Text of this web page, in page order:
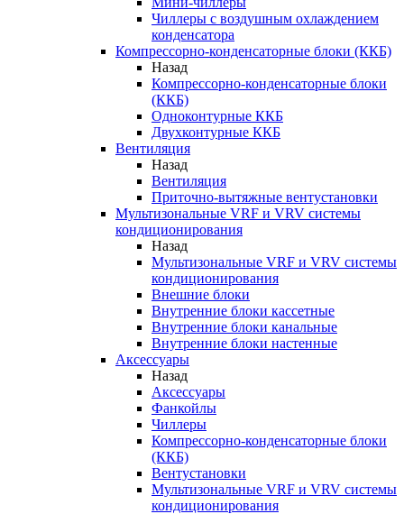
Чиллеры с воздушным охлаждением
конденсатора
Компрессорно-конденсаторные блоки (ККБ)
Назад
Компрессорно-конденсаторные блоки
(ККБ)
Одноконтурные ККБ
Двухконтурные ККБ
Вентиляция
Назад
Вентиляция
Приточно-вытяжные вентустановки
Мультизональные VRF и VRV системы
кондиционирования
Назад
Мультизональные VRF и VRV системы
кондиционирования
Внешние блоки
Внутренние блоки кассетные
Внутренние блоки канальные
Внутренние блоки настенные
Аксессуары
Назад
Аксессуары
Фанкойлы
Чиллеры
Компрессорно-конденсаторные блоки
(ККБ)
Вентустановки
Мультизональные VRF и VRV системы
кондиционирования